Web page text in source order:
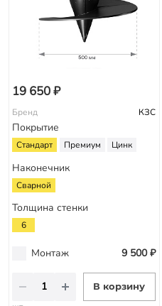
19 650 ₽
Бренд КЗС
Покрытие
Стандарт Премиум Цинк
Наконечник
Сварной
Толщина стенки
6
Монтаж 9 500 ₽
В корзину